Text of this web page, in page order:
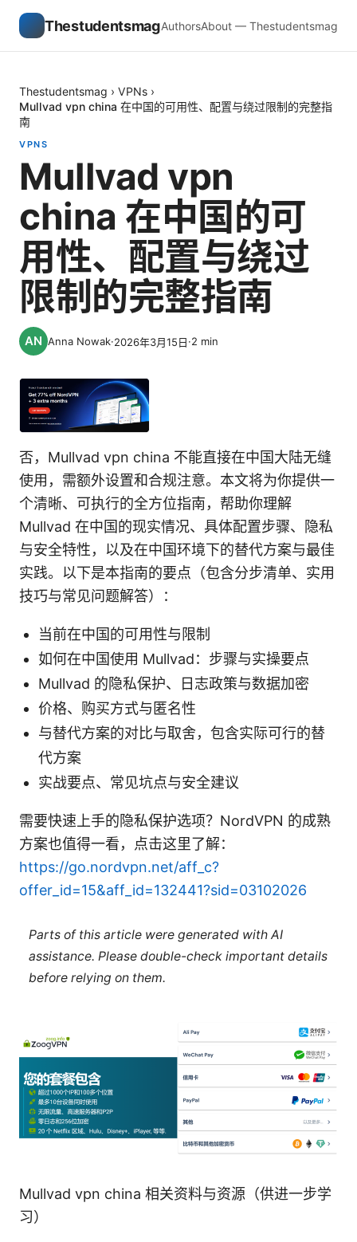
ThestudentsmagAuthorsAbout — Thestudentsmag
Thestudentsmag › VPNs ›
Mullvad vpn china 在中国的可用性、配置与绕过限制的完整指
南
VPNS
Mullvad vpn
china 在中国的可
用性、配置与绕过
限制的完整指南
Anna Nowak·2026年3月15日·2 min
否，Mullvad vpn china 不能直接在中国大陆无缝
使用，需额外设置和合规注意。本文将为你提供一
个清晰、可执行的全方位指南，帮助你理解
Mullvad 在中国的现实情况、具体配置步骤、隐私
与安全特性，以及在中国环境下的替代方案与最佳
实践。以下是本指南的要点（包含分步清单、实用
技巧与常见问题解答）：
当前在中国的可用性与限制
如何在中国使用 Mullvad：步骤与实操要点
Mullvad 的隐私保护、日志政策与数据加密
价格、购买方式与匿名性
与替代方案的对比与取舍，包含实际可行的替
代方案
实战要点、常见坑点与安全建议
需要快速上手的隐私保护选项？NordVPN 的成熟
方案也值得一看，点击这里了解：
https://go.nordvpn.net/aff_c?
offer_id=15&aff_id=132441?sid=03102026
Parts of this article were generated with AI
assistance. Please double-check important details
before relying on them.
Mullvad vpn china 相关资料与资源（供进一步学
习）